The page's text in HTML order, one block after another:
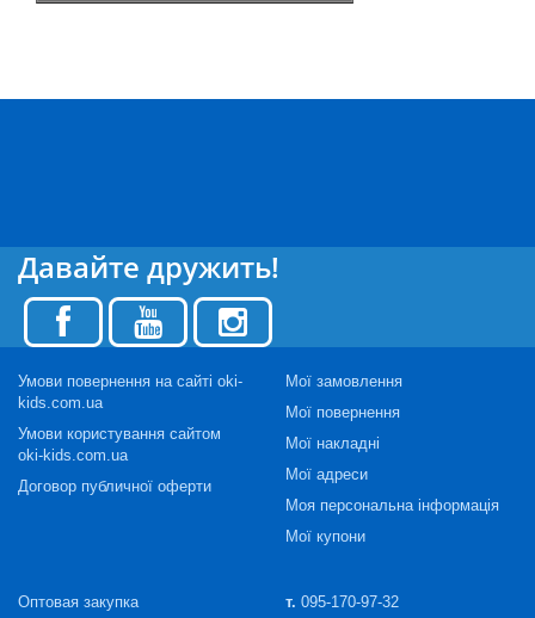
Давайте дружить!
Умови повернення на сайті oki-
kids.com.ua
Умови користування сайтом
oki-kids.com.ua
Договор публичної оферти
Мої замовлення
Мої повернення
Мої накладні
Мої адреси
Моя персональна інформація
Мої купони
Оптовая закупка т. 095-170-97-32